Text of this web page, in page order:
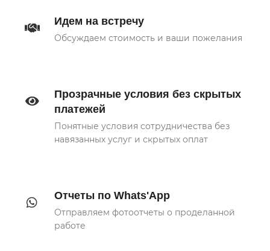
Идем на встречу
Обсуждаем стоимость и ваши пожелания
Прозрачные условия без скрытых
платежей
Понятные условия сотрудничества без
навязанных услуг и скрытых оплат
Отчеты по Whats'App
Отправляем фотоотчеты о проделанной
работе